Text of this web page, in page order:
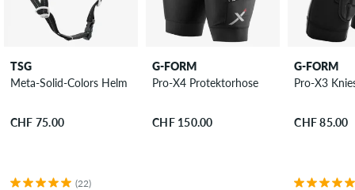
TSG
Meta-Solid-Colors Helm
CHF 75.00
(22)
G-FORM
Pro-X4 Protektorhose
CHF 150.00
G-FORM
Pro-X3
CHF 85.00